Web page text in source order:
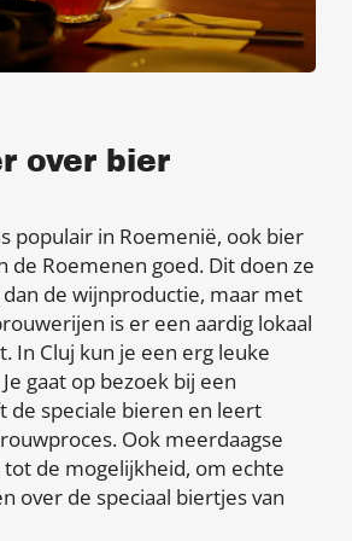
over bier
populair in Roemenië, ook bier
de Roemenen goed. Dit doen ze
de wijnproductie, maar met
is er een aardig lokaal
In Cluj kun je een erg leuke
gaat op bezoek bij een
de speciale bieren en leert
Ook meerdaagse
de mogelijkheid, om echte
over de speciaal biertjes van